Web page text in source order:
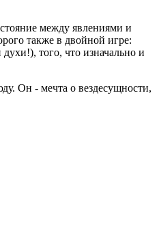
между явлениями и
также в двойной игре:
того, что изначально и
Он - мечта о вездесущности,